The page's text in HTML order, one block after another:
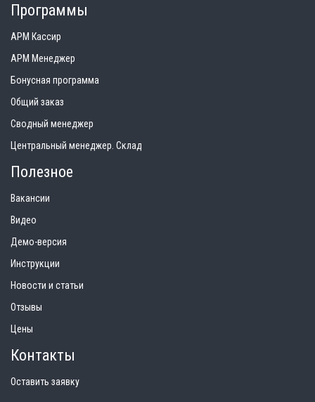
Программы
АРМ Кассир
АРМ Менеджер
Бонусная программа
Общий заказ
Сводный менеджер
Центральный менеджер. Склад
Полезное
Вакансии
Видео
Демо-версия
Инструкции
Новости и статьи
Отзывы
Цены
Контакты
Оставить заявку